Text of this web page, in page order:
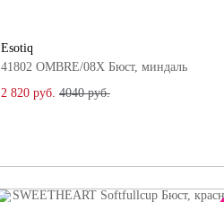
Esotiq
41802 OMBRE/08X Бюст, миндаль
2 820 руб. 4040 руб.